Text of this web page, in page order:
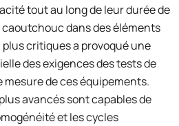
tout au long de leur durée de
caoutchouc dans des éléments
critiques a provoqué une
des exigences des tests de
de ces équipements.
avancés sont capables de
et les cycles